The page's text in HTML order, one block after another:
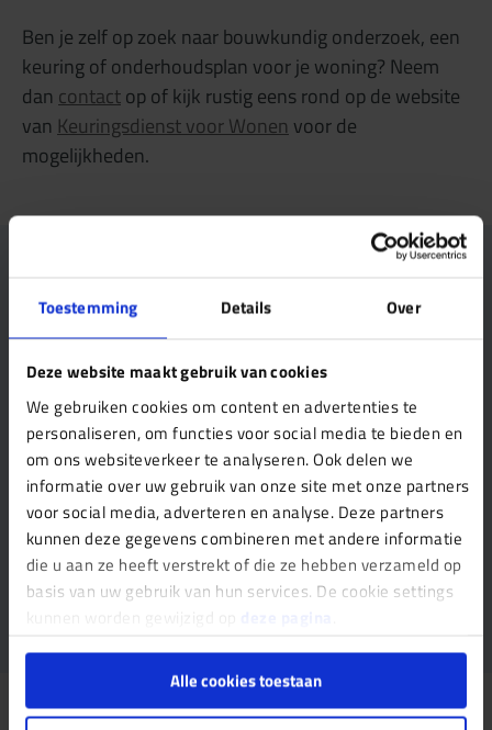
Toestemming Details Over
Deze website maakt gebruik van cookies
We gebruiken cookies om content en advertenties te
personaliseren, om functies voor social media te bieden en
om ons websiteverkeer te analyseren. Ook delen we
informatie over uw gebruik van onze site met onze partners
voor social media, adverteren en analyse. Deze partners
kunnen deze gegevens combineren met andere informatie
die u aan ze heeft verstrekt of die ze hebben verzameld op
basis van uw gebruik van hun services. De cookie settings
kunnen worden gewijzigd op
deze pagina
Alle cookies toestaan
Ben je zelf op zoek naar bouwkundig onderzoek, een
keuring of onderhoudsplan voor je woning? Neem
dan contactop of kijk rustig eens rond op de website
van Keuringsdienst voor Wonen voor de
mogelijkheden.
Onze specialist staat voor je klaar!
Esther van der Vegt
Binnendienst ondersteuner
Offerte aanvragen
+31 (0)850 16 04 40
info@keuringsdienstvoorwonen.nl